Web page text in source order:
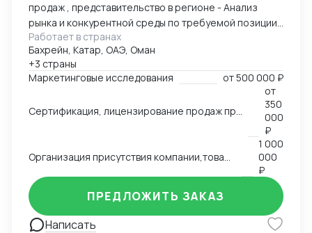
продаж , представительство в регионе - Анализ
рынка и конкурентной среды по требуемой позиции/
группе товаров, обзор и анализ цен, конкурирующих
брендов, конкурентов по группам, обзор трендов,
национальных особенностей и традиции, основных
груп потребителей на региональных рынках. swot
продукции, адоптация к условиям и требованиям
дистрибутов, партнеров - Представление интересов
Вашей компании в регионе
Работает в странах
Бахрейн, Катар, ОАЭ, Оман
+3 страны
Маркетинговые исследования
от500 000 ₽
от
350
000
₽
Организация присутствия компании,товаров, услуг на международном рынке, запуск продаж
1 000
000
₽
Написать
ПРЕДЛОЖИТЬ ЗАКАЗ